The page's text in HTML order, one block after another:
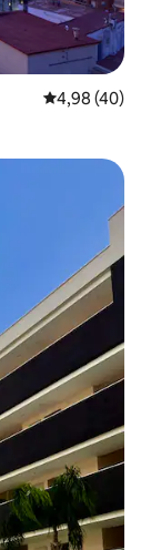
Priemerné
4,98 (40)